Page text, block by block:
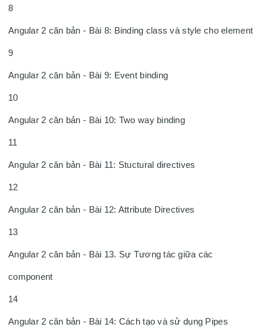
8
Angular 2 căn bản - Bài 8: Binding class và style cho element
9
Angular 2 căn bản - Bài 9: Event binding
10
Angular 2 căn bản - Bài 10: Two way binding
11
Angular 2 căn bản - Bài 11: Stuctural directives
12
Angular 2 căn bản - Bài 12: Attribute Directives
13
Angular 2 căn bản - Bài 13. Sự Tương tác giữa các
component
14
Angular 2 căn bản - Bài 14: Cách tạo và sử dụng Pipes